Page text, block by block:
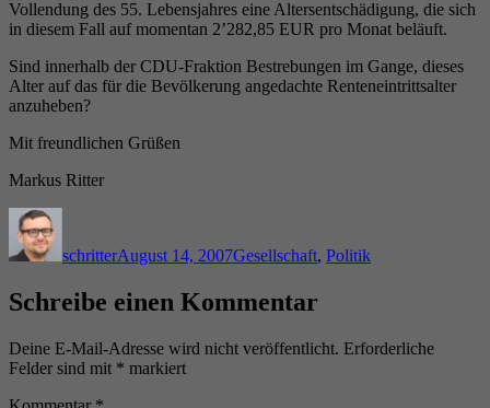
Vollendung des 55. Lebensjahres eine Altersentschädigung, die sich
in diesem Fall auf momentan 2’282,85 EUR pro Monat beläuft.
Sind innerhalb der CDU-Fraktion Bestrebungen im Gange, dieses
Alter auf das für die Bevölkerung angedachte Renteneintrittsalter
anzuheben?
Mit freundlichen Grüßen
Markus Ritter
schritterAugust 14, 2007Gesellschaft, Politik
Schreibe einen Kommentar
Deine E-Mail-Adresse wird nicht veröffentlicht. Erforderliche
Felder sind mit * markiert